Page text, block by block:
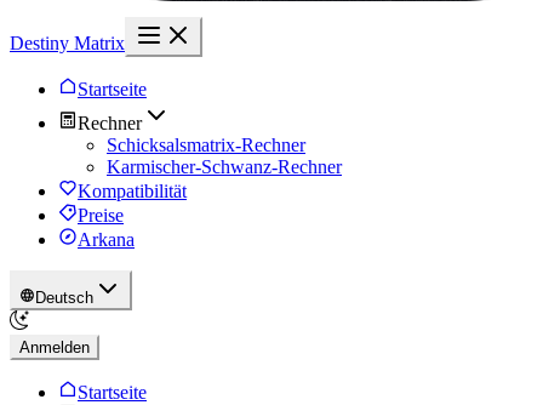
Destiny Matrix
Startseite
Rechner
Schicksalsmatrix-Rechner
Karmischer-Schwanz-Rechner
Kompatibilität
Preise
Arkana
Deutsch
Anmelden
Startseite